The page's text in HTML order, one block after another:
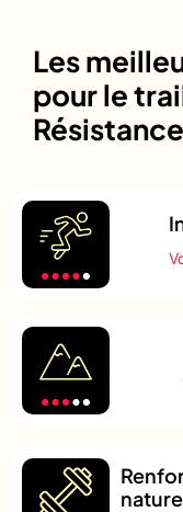
Les
pour le
nature